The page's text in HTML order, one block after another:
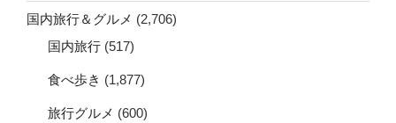
国内旅行＆グルメ (2,706)
国内旅行 (517)
食べ歩き (1,877)
旅行グルメ (600)